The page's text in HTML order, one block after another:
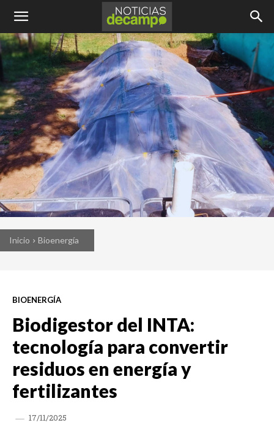
Inicio Bioenergía
BIOENERGÍA
Biodigestor del INTA:
tecnología para convertir
residuos en energía y
fertilizantes
17/11/2025